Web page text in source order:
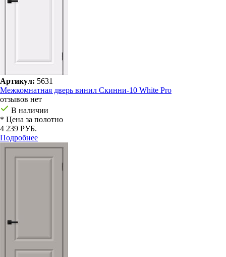
Артикул: 5631
Межкомнатная дверь винил Скинни-10 White Pro
отзывов нет
В наличии
* Цена за полотно
4 239 РУБ.
Подробнее